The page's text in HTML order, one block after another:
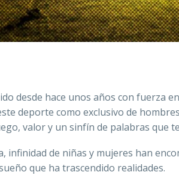
desde hace unos años con fuerza
deporte como exclusivo de
valor y un sinfín de palabras que
infinidad de niñas y mujeres han
que ha trascendido realidades.